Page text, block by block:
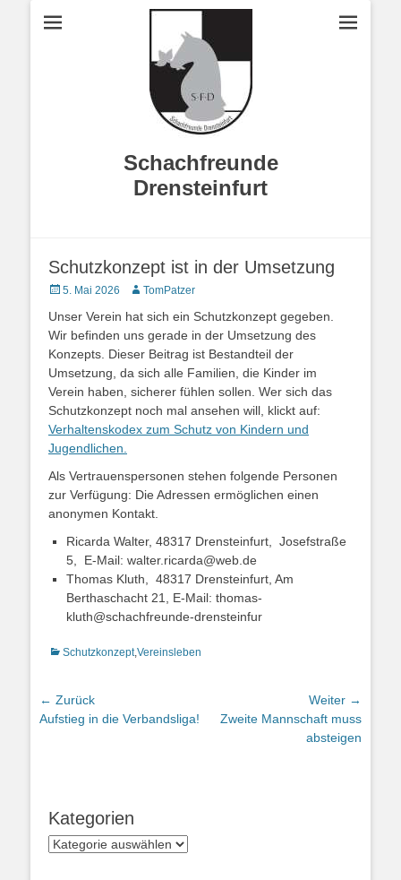
Schachfreunde
Drensteinfurt
Schutzkonzept ist in der Umsetzung
Veröffentlicht
5. Mai 2026 AutorTomPatzer
Unser Verein hat sich ein Schutzkonzept gegeben.
Wir befinden uns gerade in der Umsetzung des
Konzepts. Dieser Beitrag ist Bestandteil der
Umsetzung, da sich alle Familien, die Kinder im
Verein haben, sicherer fühlen sollen. Wer sich das
Schutzkonzept noch mal ansehen will, klickt auf:
Verhaltenskodex zum Schutz von Kindern und
Jugendlichen.
Als Vertrauenspersonen stehen folgende Personen
zur Verfügung: Die Adressen ermöglichen einen
anonymen Kontakt.
Ricarda Walter, 48317 Drensteinfurt, Josefstraße
5, E-Mail: walter.ricarda@web.de
Thomas Kluth, 48317 Drensteinfurt, Am
Berthaschacht 21, E-Mail: thomas-
kluth@schachfreunde-drensteinfur
Kategorien
Schutzkonzept,Vereinsleben
Beitragsnavigation
← Zurück
Vorhergehender
Aufstieg in die Verbandsliga!
Weiter →
Nächster
Zweite Mannschaft muss
absteigen
Kategorien
Kategorien